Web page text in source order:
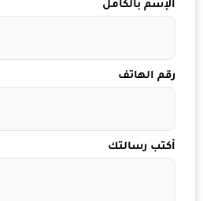
الإسم بالكامل
رقم الهاتف
أكتب رسالتك